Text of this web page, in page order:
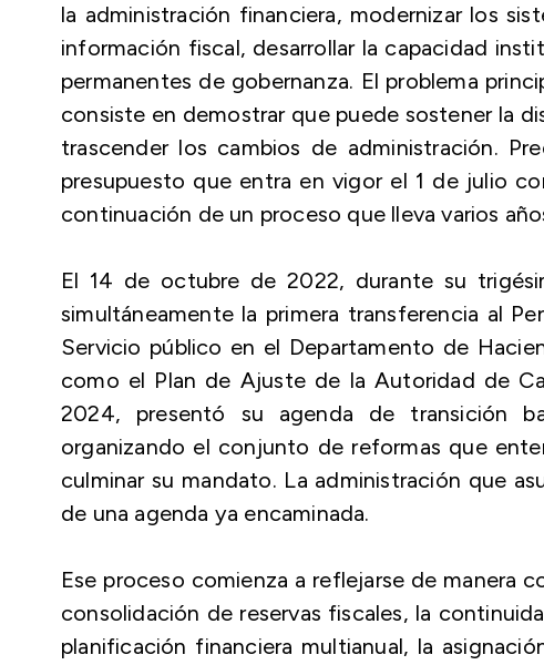
la administración financiera, modernizar los
información fiscal, desarrollar la capacidad
permanentes de gobernanza. El problema
consiste en demostrar que puede sostener la
trascender los cambios de administración.
presupuesto que entra en vigor el 1 de julio
continuación de un proceso que lleva varios
El 14 de octubre de 2022, durante su
simultáneamente la primera transferencia al
Servicio público en el Departamento de
como el Plan de Ajuste de la Autoridad de
2024, presentó su agenda de transición
organizando el conjunto de reformas que
culminar su mandato. La administración que
de una agenda ya encaminada.
Ese proceso comienza a reflejarse de manera
consolidación de reservas fiscales, la
planificación financiera multianual, la